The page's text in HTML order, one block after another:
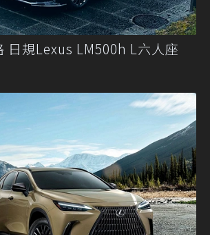
日規Lexus LM500h L六人座